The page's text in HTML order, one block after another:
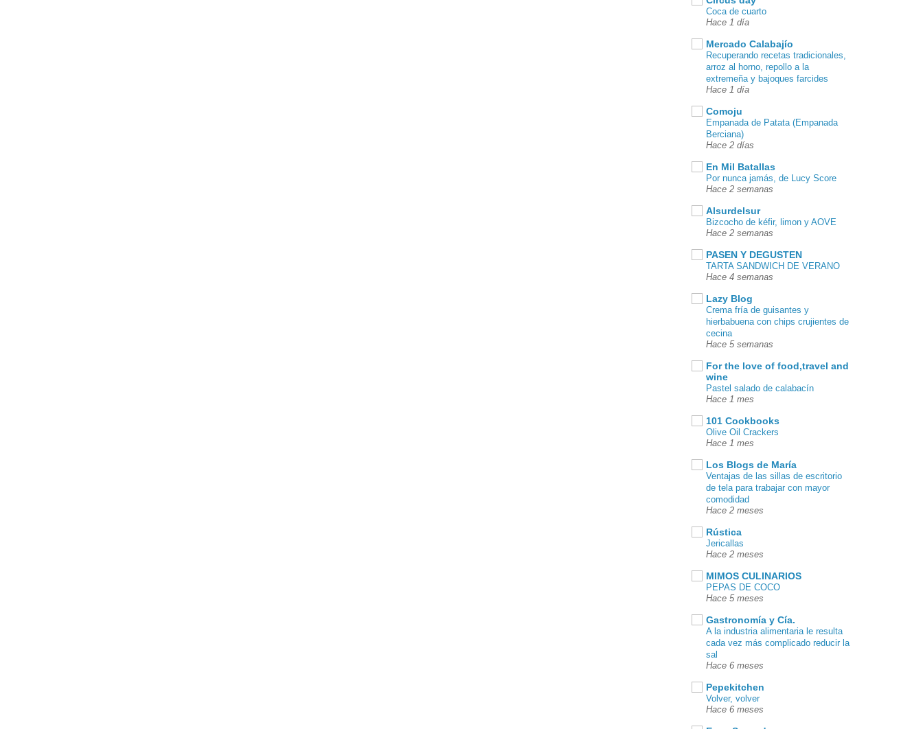
Coca de cuarto
Hace 1 día
Mercado Calabajío
Recuperando recetas tradicionales,
arroz al horno, repollo a la
extremeña y bajoques farcides
Hace 1 día
Comoju
Empanada de Patata (Empanada
Berciana)
Hace 2 días
En Mil Batallas
Por nunca jamás, de Lucy Score
Hace 2 semanas
Alsurdelsur
Bizcocho de kéfir, limon y AOVE
Hace 2 semanas
PASEN Y DEGUSTEN
TARTA SANDWICH DE VERANO
Hace 4 semanas
Lazy Blog
Crema fría de guisantes y
hierbabuena con chips crujientes de
cecina
Hace 5 semanas
For the love of food,travel and
wine
Pastel salado de calabacín
Hace 1 mes
101 Cookbooks
Olive Oil Crackers
Hace 1 mes
Los Blogs de María
Ventajas de las sillas de escritorio
de tela para trabajar con mayor
comodidad
Hace 2 meses
Rústica
Jericallas
Hace 2 meses
MIMOS CULINARIOS
PEPAS DE COCO
Hace 5 meses
Gastronomía y Cía.
A la industria alimentaria le resulta
cada vez más complicado reducir la
sal
Hace 6 meses
Pepekitchen
Volver, volver
Hace 6 meses